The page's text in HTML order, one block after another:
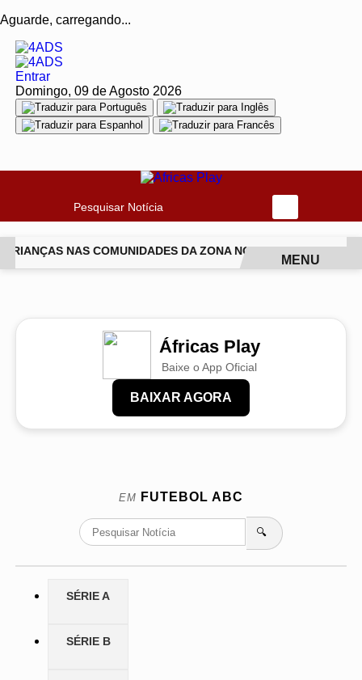
Aguarde, carregando...
Entrar
Domingo, 09 de Agosto 2026
Pesquisar Notícia
NAS COMUNIDADES DA ZONA NORTE DO RIO
MENU
Áfricas Play
Baixe o App Oficial
BAIXAR AGORA
EM FUTEBOL ABC
🔍
SÉRIE A
SÉRIE B